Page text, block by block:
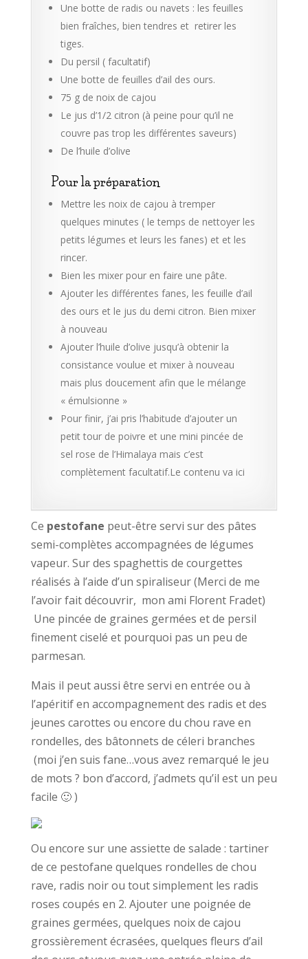
Une botte de radis ou navets : les feuilles
bien fraîches, bien tendres et retirer les
tiges.
Du persil ( facultatif)
Une botte de feuilles d’ail des ours.
75 g de noix de cajou
Le jus d’1/2 citron (à peine pour qu’il ne
couvre pas trop les différentes saveurs)
De l’huile d’olive
Pour la préparation
Mettre les noix de cajou à tremper
quelques minutes ( le temps de nettoyer les
petits légumes et leurs les fanes) et et les
rincer.
Bien les mixer pour en faire une pâte.
Ajouter les différentes fanes, les feuille d’ail
des ours et le jus du demi citron. Bien mixer
à nouveau
Ajouter l’huile d’olive jusqu’à obtenir la
consistance voulue et mixer à nouveau
mais plus doucement afin que le mélange
« émulsionne »
Pour finir, j’ai pris l’habitude d’ajouter un
petit tour de poivre et une mini pincée de
sel rose de l’Himalaya mais c’est
complètement facultatif.Le contenu va ici
Ce pestofane peut-être servi sur des pâtes
semi-complètes accompagnées de légumes
vapeur. Sur des spaghettis de courgettes
réalisés à l’aide d’un spiraliseur (Merci de me
l’avoir fait découvrir, mon ami Florent Fradet)
Une pincée de graines germées et de persil
finement ciselé et pourquoi pas un peu de
parmesan.
Mais il peut aussi être servi en entrée ou à
l’apéritif en accompagnement des radis et des
jeunes carottes ou encore du chou rave en
rondelles, des bâtonnets de céleri branches
(moi j’en suis fane…vous avez remarqué le jeu
de mots ? bon d’accord, j’admets qu’il est un peu
facile 🙂 )
Ou encore sur une assiette de salade : tartiner
de ce pestofane quelques rondelles de chou
rave, radis noir ou tout simplement les radis
roses coupés en 2. Ajouter une poignée de
graines germées, quelques noix de cajou
grossièrement écrasées, quelques fleurs d’ail